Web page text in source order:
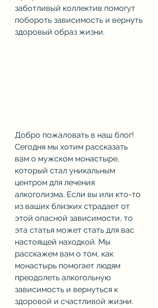
заботливый коллектив помогут
побороть зависимость и вернуть
здоровый образ жизни.
Добро пожаловать в наш блог!
Сегодня мы хотим рассказать
вам о мужском монастыре,
который стал уникальным
центром для лечения
алкоголизма. Если вы или кто-то
из ваших близких страдает от
этой опасной зависимости, то
эта статья может стать для вас
настоящей находкой. Мы
расскажем вам о том, как
монастырь помогает людям
преодолеть алкогольную
зависимость и вернуться к
здоровой и счастливой жизни.